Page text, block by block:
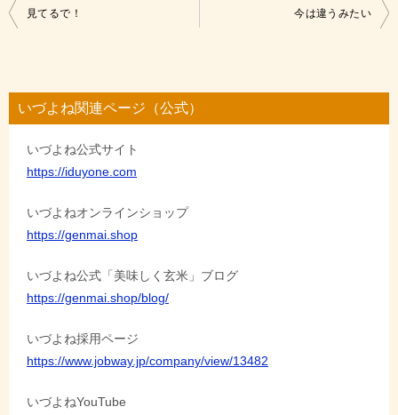
投
ビ
ゲ
見てるで！ 今は違うみたい
いづよね関連ページ（公式）
いづよね公式サイト
https://iduyone.com
いづよねオンラインショップ
https://genmai.shop
いづよね公式「美味しく玄米」ブログ
https://genmai.shop/blog/
いづよね採用ページ
https://www.jobway.jp/company/view/13482
いづよねYouTube